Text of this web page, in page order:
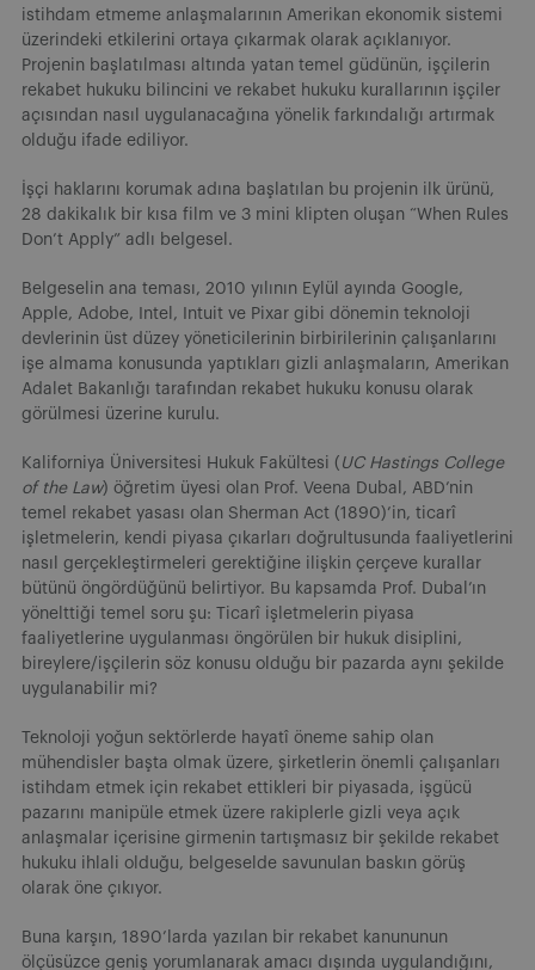
istihdam etmeme anlaşmalarının Amerikan ekonomik sistemi
üzerindeki etkilerini ortaya çıkarmak olarak açıklanıyor.
Projenin başlatılması altında yatan temel güdünün, işçilerin
rekabet hukuku bilincini ve rekabet hukuku kurallarının işçiler
açısından nasıl uygulanacağına yönelik farkındalığı artırmak
olduğu ifade ediliyor.
İşçi haklarını korumak adına başlatılan bu projenin ilk ürünü,
28 dakikalık bir kısa film ve 3 mini klipten oluşan “When Rules
Don’t Apply” adlı belgesel.
Belgeselin ana teması, 2010 yılının Eylül ayında Google,
Apple, Adobe, Intel, Intuit ve Pixar gibi dönemin teknoloji
devlerinin üst düzey yöneticilerinin birbirilerinin çalışanlarını
işe almama konusunda yaptıkları gizli anlaşmaların, Amerikan
Adalet Bakanlığı tarafından rekabet hukuku konusu olarak
görülmesi üzerine kurulu.
Kaliforniya Üniversitesi Hukuk Fakültesi ( UC Hastings College
of the Law) öğretim üyesi olan Prof. Veena Dubal, ABD’nin
temel rekabet yasası olan Sherman Act (1890)’in, ticarî
işletmelerin, kendi piyasa çıkarları doğrultusunda faaliyetlerini
nasıl gerçekleştirmeleri gerektiğine ilişkin çerçeve kurallar
bütünü öngördüğünü belirtiyor. Bu kapsamda Prof. Dubal’ın
yönelttiği temel soru şu: Ticarî işletmelerin piyasa
faaliyetlerine uygulanması öngörülen bir hukuk disiplini,
bireylere/işçilerin söz konusu olduğu bir pazarda aynı şekilde
uygulanabilir mi?
Teknoloji yoğun sektörlerde hayatî öneme sahip olan
mühendisler başta olmak üzere, şirketlerin önemli çalışanları
istihdam etmek için rekabet ettikleri bir piyasada, işgücü
pazarını manipüle etmek üzere rakiplerle gizli veya açık
anlaşmalar içerisine girmenin tartışmasız bir şekilde rekabet
hukuku ihlali olduğu, belgeselde savunulan baskın görüş
olarak öne çıkıyor.
Buna karşın, 1890’larda yazılan bir rekabet kanununun
ölçüsüzce geniş yorumlanarak amacı dışında uygulandığını,